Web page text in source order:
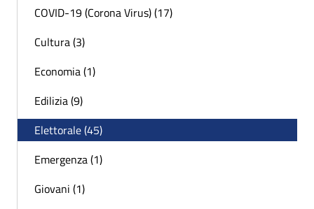
COVID-19 (Corona Virus) (17)
Cultura (3)
Economia (1)
Edilizia (9)
Elettorale (45)
Emergenza (1)
Giovani (1)